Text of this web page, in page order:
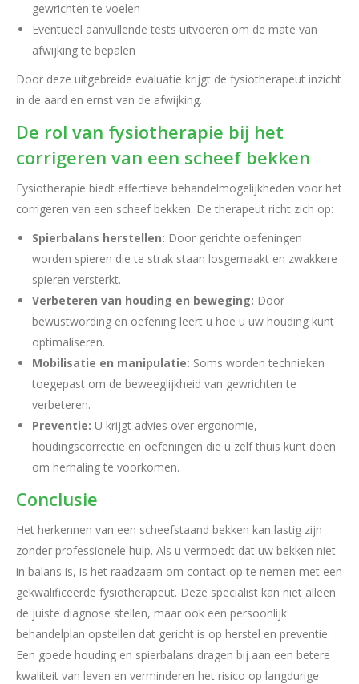
gewrichten te voelen
Eventueel aanvullende tests uitvoeren om de mate van
afwijking te bepalen
Door deze uitgebreide evaluatie krijgt de fysiotherapeut inzicht
in de aard en ernst van de afwijking.
De rol van fysiotherapie bij het
corrigeren van een scheef bekken
Fysiotherapie biedt effectieve behandelmogelijkheden voor het
corrigeren van een scheef bekken. De therapeut richt zich op:
Spierbalans herstellen: Door gerichte oefeningen
worden spieren die te strak staan losgemaakt en zwakkere
spieren versterkt.
Verbeteren van houding en beweging: Door
bewustwording en oefening leert u hoe u uw houding kunt
optimaliseren.
Mobilisatie en manipulatie: Soms worden technieken
toegepast om de beweeglijkheid van gewrichten te
verbeteren.
Preventie: U krijgt advies over ergonomie,
houdingscorrectie en oefeningen die u zelf thuis kunt doen
om herhaling te voorkomen.
Conclusie
Het herkennen van een scheefstaand bekken kan lastig zijn
zonder professionele hulp. Als u vermoedt dat uw bekken niet
in balans is, is het raadzaam om contact op te nemen met een
gekwalificeerde fysiotherapeut. Deze specialist kan niet alleen
de juiste diagnose stellen, maar ook een persoonlijk
behandelplan opstellen dat gericht is op herstel en preventie.
Een goede houding en spierbalans dragen bij aan een betere
kwaliteit van leven en verminderen het risico op langdurige